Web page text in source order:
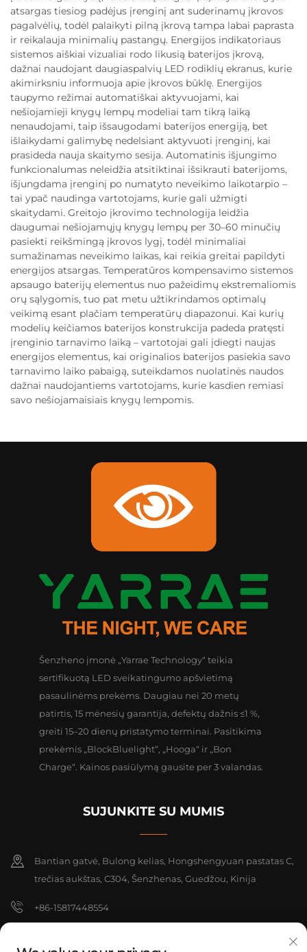
atsargas tiesiog padėjus įrenginį ant suderinamų įkrovos
pagalvėlių, todėl palaikyti pilną įkrovą tampa labai paprasta
ir reikalauja minimalių pastangų. Energijos indikatoriaus
sistemos aiškiai vizualiai rodo likusią baterijos įkrovą,
dažnai naudojant daugiaspalvių LED rodiklių ekranus, kurie
akimirksniu informuoja apie įkrovos būklę. Energijos
taupymo režimai automatiškai aktyvuojami, kai
nešiojamieji knygų lempų modeliai tam tikrą laiką
nenaudojami, taip išsaugodami baterijos energiją, bet
išlaikydami galimybę nedelsiant aktyvuoti įrenginį, kai
prasideda nauja skaitymo sesija. Automatinis išjungimo
funkcionalumas neleidžia atsitiktinai išsikrauti baterijoms,
išjungdama įrenginį po numatyto neveikimo laikotarpio –
tai ypač naudinga vartotojams, kurie gali užmigti
skaitydami. Greitojo įkrovimo technologija leidžia
daugumai nešiojamųjų knygų lempų per 30–60 minučių
pasiekti reikšmingą įkrovos lygį, todėl minimaliai
sumažinamas neveikimo laikas, kai reikia greitai papildyti
energijos atsargas. Temperatūros kompensavimo sistemos
apsaugo baterijų elementus nuo pažeidimų ekstremaliomis
orų sąlygomis, tuo pat metu užtikrindamos optimalų
veikimą esant plačiam temperatūrų diapazonui. Kai kurių
modelių keičiamos baterijos konstrukcija padeda pratęsti
įrenginio tarnavimo laiką – vartotojai gali įdiegti naujas
energijos elementus, kai originalios baterijos pasiekia savo
tarnavimo laiko pabaigą, suteikdamos nuolatinės naudos
dažnai naudojantiems vartotojams, kurie kasdien remiasi
savo nešiojamaisiais knygų lempomis.
Šenzheno įmonė „Yarrae Technology“ teikia
sertifikuotą LED sveikatingumo apšvietimą
pasaulinėms prekėms. Daugiau nei 20 metų
patirtis, 15 mėnesių garantija, defektų dažnis ≤1 %,
greiti 15–20 dienų pristatymo terminai. Pasitikima
prekėmis „BlockBluelight“, „Hooga“ ir „Bon
Charge“. Kainos pasiūlymą gausite per 3 valandas.
SUJUNKITE SU MUMIS
Bantian gatvė, Bulong kelias, Hongshengyuan pastatas C,
trečias aukštas, C304, Šenzhenas, Guedžou, Kinija
+86-15817448554